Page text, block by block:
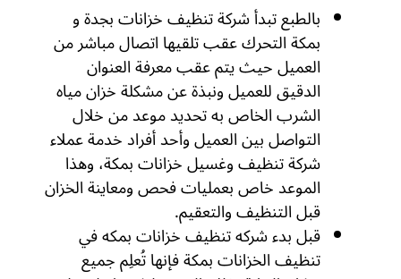
بالطبع تبدأ شركة تنظيف خزانات بجدة و
بمكة التحرك عقب تلقيها اتصال مباشر من
العميل حيث يتم عقب معرفة العنوان
الدقيق للعميل ونبذة عن مشكلة خزان مياه
الشرب الخاص به تحديد موعد من خلال
التواصل بين العميل وأحد أفراد خدمة عملاء
شركة تنظيف وغسيل خزانات بمكة، وهذا
الموعد خاص بعمليات فحص ومعاينة الخزان
قبل التنظيف والتعقيم.
قبل بدء شركه تنظيف خزانات بمكه في
تنظيف الخزانات بمكة فإنها تُعلِم جميع